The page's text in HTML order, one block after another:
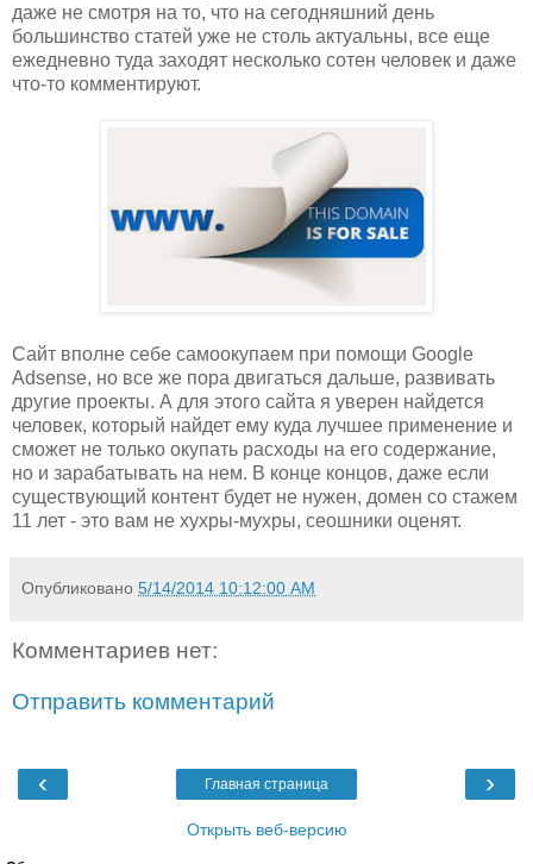
даже не смотря на то, что на сегодняшний день
большинство статей уже не столь актуальны, все еще
ежедневно туда заходят несколько сотен человек и даже
что-то комментируют.
Сайт вполне себе самоокупаем при помощи Google
Adsense, но все же пора двигаться дальше, развивать
другие проекты. А для этого сайта я уверен найдется
человек, который найдет ему куда лучшее применение и
сможет не только окупать расходы на его содержание,
но и зарабатывать на нем. В конце концов, даже если
существующий контент будет не нужен, домен со стажем
11 лет - это вам не хухры-мухры, сеошники оценят.
Опубликовано 5/14/2014 10:12:00 AM
Комментариев нет:
Отправить комментарий
‹ ›
Главная страница
Открыть веб-версию